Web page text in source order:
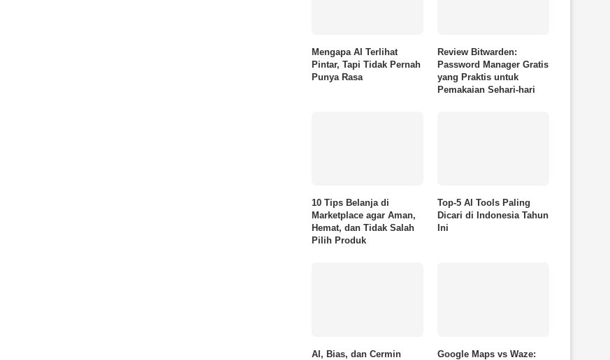
Mengapa AI Terlihat
Pintar, Tapi Tidak Pernah
Punya Rasa
Review Bitwarden:
Password Manager Gratis
yang Praktis untuk
Pemakaian Sehari-hari
10 Tips Belanja di
Marketplace agar Aman,
Hemat, dan Tidak Salah
Pilih Produk
Top‑5 AI Tools Paling
Dicari di Indonesia Tahun
Ini
AI, Bias, dan Cermin
Google Maps vs Waze: